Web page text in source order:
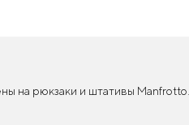
на рюкзаки и штативы Manfrotto...